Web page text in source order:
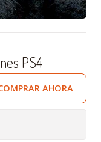
PS4
AHORA